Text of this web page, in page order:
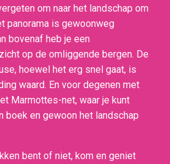
om naar het landschap om
panorama is gewoonweg
bovenaf heb je een
op de omliggende bergen. De
hoewel het erg snel gaat, is
waard. En voor degenen met
Marmottes-net, waar je kunt
boek en gewoon het landschap
bent of niet, kom en geniet